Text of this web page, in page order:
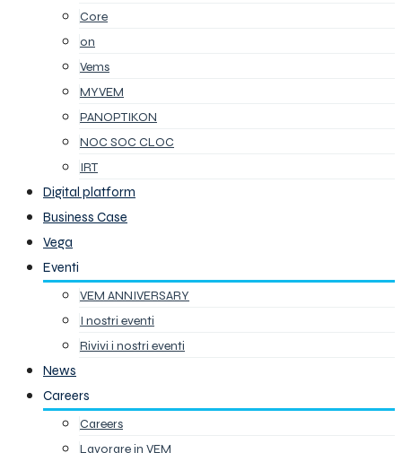
Core
on
Vems
MYVEM
PANOPTIKON
NOC SOC CLOC
IRT
Digital platform
Business Case
Vega
Eventi
VEM ANNIVERSARY
I nostri eventi
Rivivi i nostri eventi
News
Careers
Careers
Lavorare in VEM